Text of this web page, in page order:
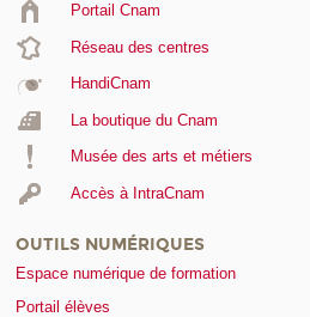
Portail Cnam
Réseau des centres
HandiCnam
La boutique du Cnam
Musée des arts et métiers
Accès à IntraCnam
OUTILS NUMÉRIQUES
Espace numérique de formation
Portail élèves